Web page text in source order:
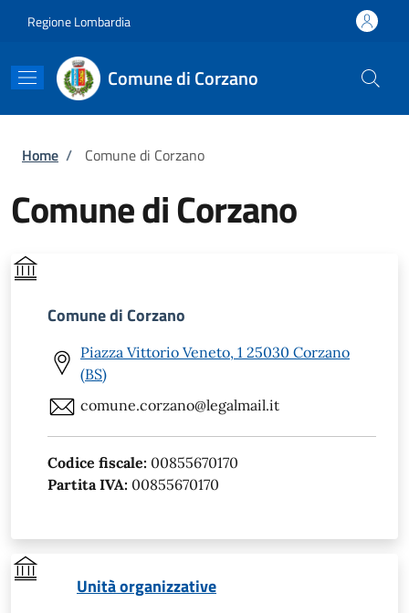
Regione Lombardia
Comune di Corzano
Briciole di pane
Home / Comune di Corzano
Comune di Corzano
Comune di Corzano
Piazza Vittorio Veneto, 1 25030 Corzano
(BS)
comune.corzano@legalmail.it
Codice fiscale: 00855670170
Partita IVA: 00855670170
Unità organizzative